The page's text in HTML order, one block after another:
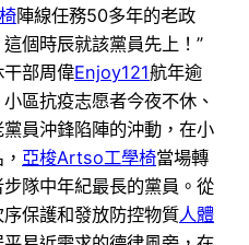
陣線任務50多年的老政
個時辰就該黨員先上！”
部周偉Enjoy121航年逾
區抗疫志愿者今夜不休、
員沖鋒陷陣的沖動，在小
亞梭Artso工學椅當場轉
隊中年紀最長的黨員。從
保護和發放防控物質人體